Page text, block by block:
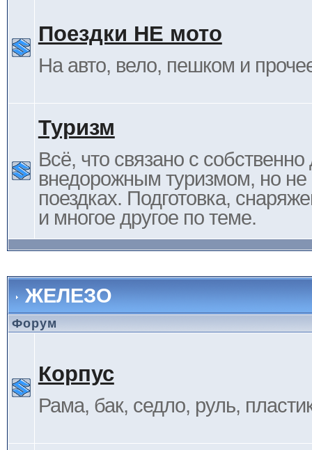
Поездки НЕ мото
На авто, вело, пешком и
Туризм
Всё, что связано с
внедорожным туризмом, но не
поездках. Подготовка,
и многое другое по теме.
ЖЕЛЕЗО
Форум
Корпус
Рама, бак, седло, руль,